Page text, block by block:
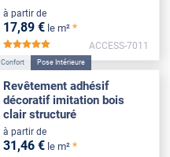
à partir de
17,89 € le m² *
ACCESS-7011
Confort Pose Intérieure
Revêtement adhésif
décoratif imitation bois
clair structuré
à partir de
31 ,46 € le m² *